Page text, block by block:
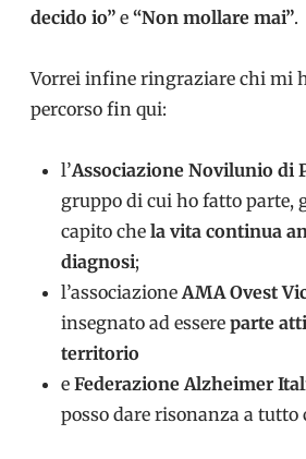
decido io” e “Non mollare mai”.
Vorrei infine ringraziare chi mi
percorso fin qui:
l’Associazione Novilunio di
gruppo di cui ho fatto parte,
capito che la vita continua
diagnosi;
l’associazioneAMA Ovest
insegnato ad essere parte
territorio
e Federazione Alzheimer
posso dare risonanza a tutto